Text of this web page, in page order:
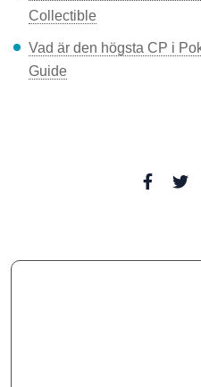
Collectible
Vad är den högsta CP i
Guide